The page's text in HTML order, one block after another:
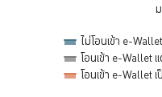
ไม่โอนเข้า e-Wallet
โอนเข้า e-Wallet
โอนเข้า e-Wallet